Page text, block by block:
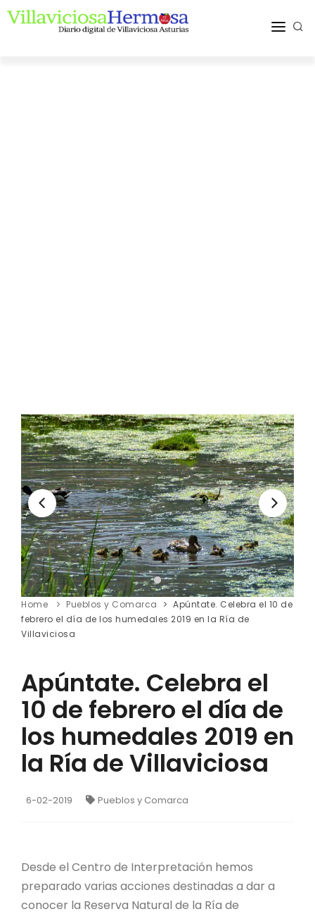
Home Pueblos y Comarca
Apúntate. Celebra el 10 de
febrero el día de los humedales 2019 en la Ría de
Villaviciosa
Apúntate. Celebra el
10 de febrero el día de
los humedales 2019 en
la Ría de Villaviciosa
6-02-2019 Pueblos y Comarca
Desde el Centro de Interpretación hemos
preparado varias acciones destinadas a dar a
conocer la Reserva Natural de la Ría de